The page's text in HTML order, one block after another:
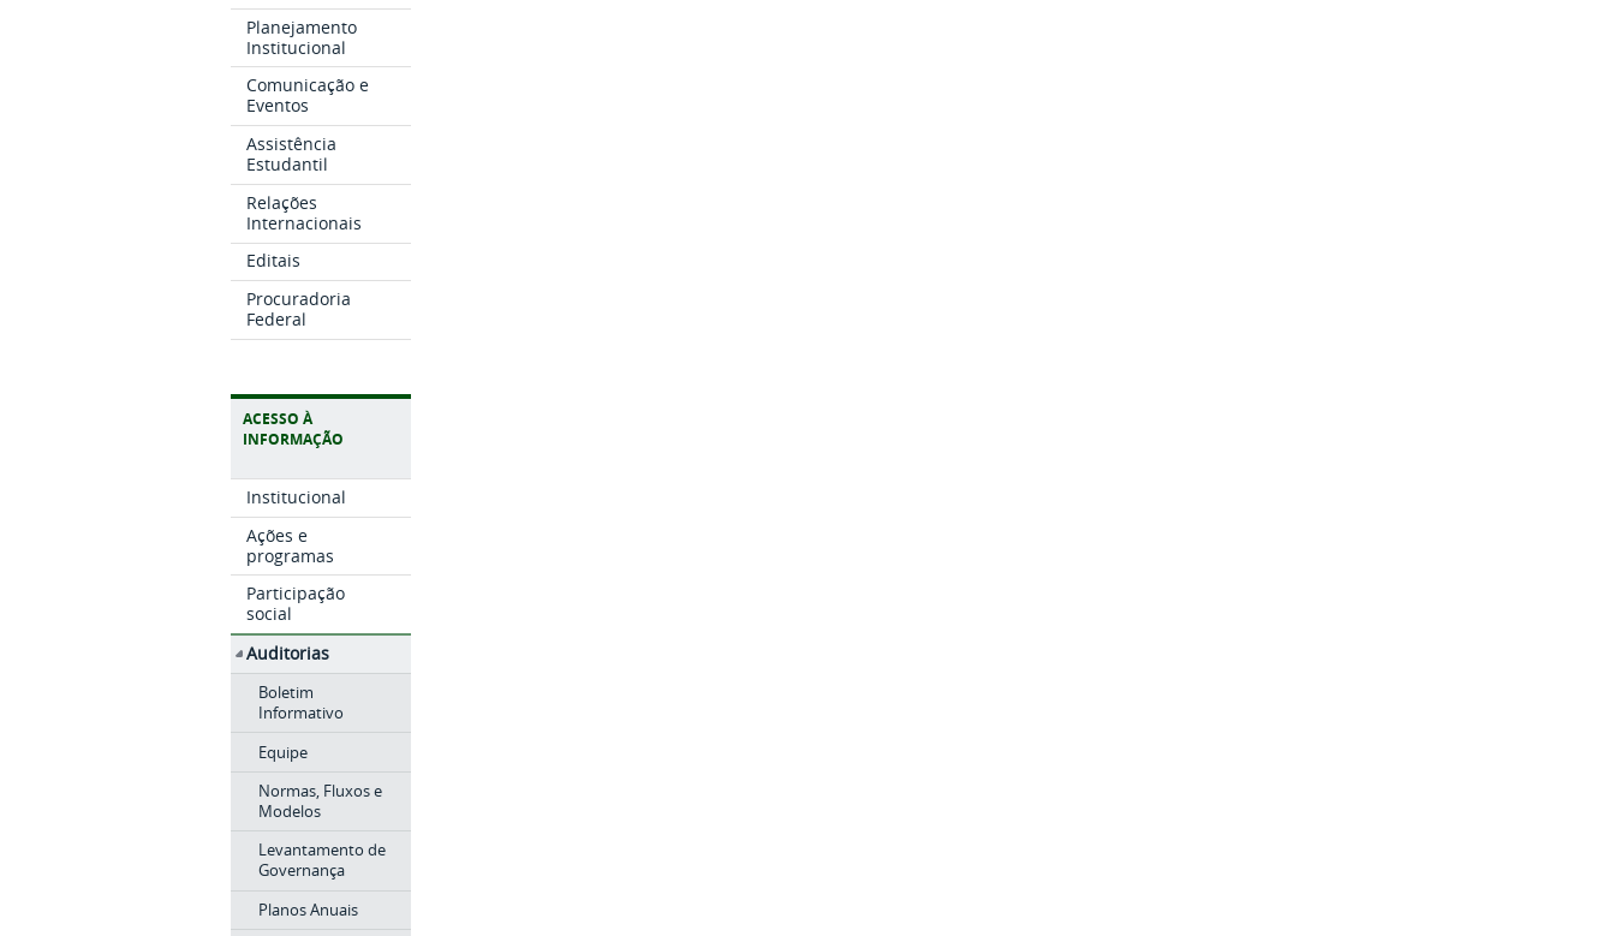
Planejamento
Institucional
Comunicação e
Eventos
Assistência
Estudantil
Relações
Internacionais
Editais
Procuradoria
Federal
ACESSO À
INFORMAÇÃO
Institucional
Ações e
programas
Participação
social
Auditorias
Boletim
Informativo
Equipe
Normas, Fluxos e
Modelos
Levantamento de
Governança
Planos Anuais